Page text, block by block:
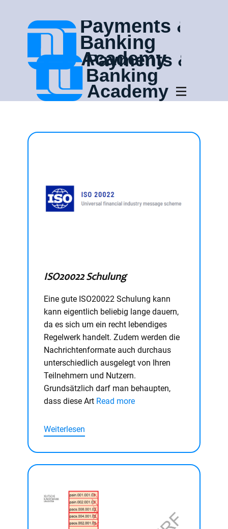
ISO20022 Schulung
Eine gute ISO20022 Schulung kann
kann eigentlich beliebig lange dauern,
da es sich um ein recht lebendiges
Regelwerk handelt. Zudem werden die
Nachrichtenformate auch durchaus
unterschiedlich ausgelegt von Ihren
Teilnehmern und Nutzern.
Grundsätzlich darf man behaupten,
dass diese Art Read more
Weiterlesen